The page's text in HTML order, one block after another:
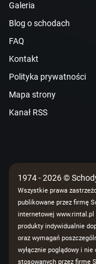
Galeria
Blog o schodach
FAQ
Kontakt
Polityka prywatności
Mapa strony
Kanał RSS
1974 - 2026 ©
Wszystkie prawa
publikowane przez firmę
internetowej www.rintal.pl
produkty indywidualnie
oraz wymagań
wyłącznie poglądowy i
stosowanych przez firmę